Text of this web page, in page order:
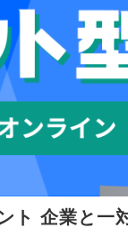
ト 企業と